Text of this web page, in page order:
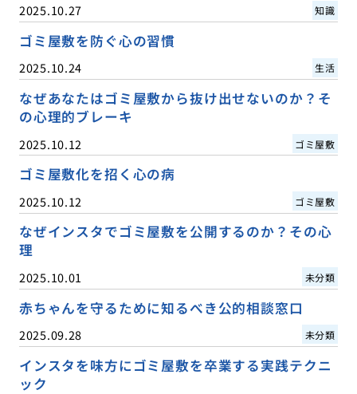
2025.10.27 知識
ゴミ屋敷を防ぐ心の習慣
2025.10.24 生活
なぜあなたはゴミ屋敷から抜け出せないのか？そ
の心理的ブレーキ
2025.10.12 ゴミ屋敷
ゴミ屋敷化を招く心の病
2025.10.12 ゴミ屋敷
なぜインスタでゴミ屋敷を公開するのか？その心
理
2025.10.01 未分類
赤ちゃんを守るために知るべき公的相談窓口
2025.09.28 未分類
インスタを味方にゴミ屋敷を卒業する実践テクニ
ック